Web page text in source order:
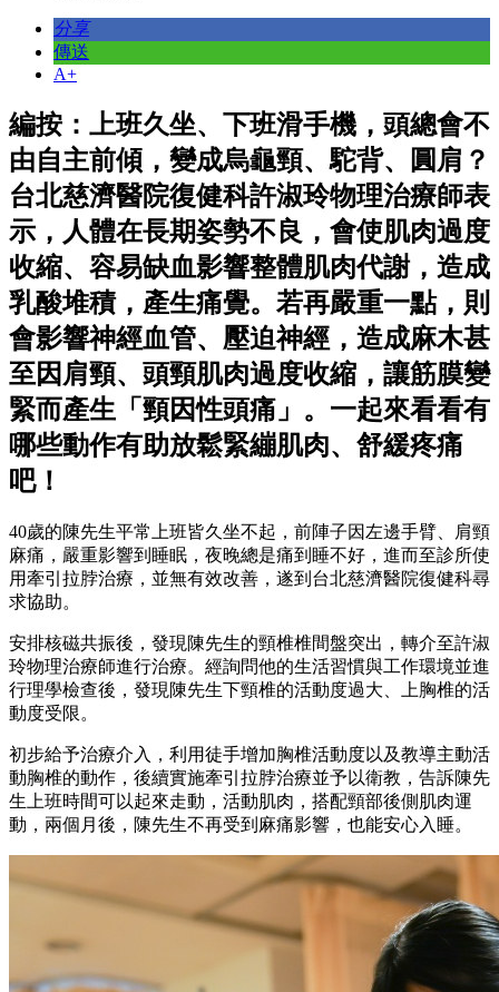
分享
傳送
A+
編按：上班久坐、下班滑手機，頭總會不
由自主前傾，變成烏龜頸、駝背、圓肩？
台北慈濟醫院復健科許淑玲物理治療師表
示，人體在長期姿勢不良，會使肌肉過度
收縮、容易缺血影響整體肌肉代謝，造成
乳酸堆積，產生痛覺。若再嚴重一點，則
會影響神經血管、壓迫神經，造成麻木甚
至因肩頸、頭頸肌肉過度收縮，讓筋膜變
緊而產生「頸因性頭痛」。一起來看看有
哪些動作有助放鬆緊繃肌肉、舒緩疼痛
吧！
40歲的陳先生平常上班皆久坐不起，前陣子因左邊手臂、肩頸
麻痛，嚴重影響到睡眠，夜晚總是痛到睡不好，進而至診所使
用牽引拉脖治療，並無有效改善，遂到台北慈濟醫院復健科尋
求協助。
安排核磁共振後，發現陳先生的頸椎椎間盤突出，轉介至許淑
玲物理治療師進行治療。經詢問他的生活習慣與工作環境並進
行理學檢查後，發現陳先生下頸椎的活動度過大、上胸椎的活
動度受限。
初步給予治療介入，利用徒手增加胸椎活動度以及教導主動活
動胸椎的動作，後續實施牽引拉脖治療並予以衛教，告訴陳先
生上班時間可以起來走動，活動肌肉，搭配頸部後側肌肉運
動，兩個月後，陳先生不再受到麻痛影響，也能安心入睡。